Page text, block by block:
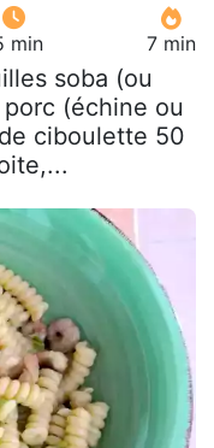
min 7 min
soba (ou
(échine ou
ciboulette 50